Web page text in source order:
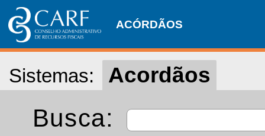
ACÓRDÃOS
Sistemas: Acordãos
Busca: